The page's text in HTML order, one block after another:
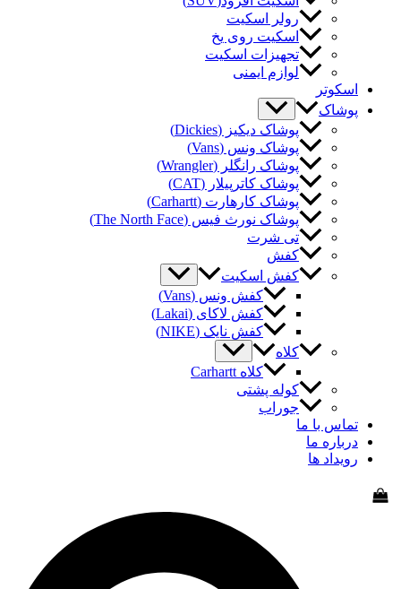
رولر اسکیت
اسکیت روی یخ
تجهیزات اسکیت
لوازم ایمنی
پوشاک دیکیز (Dickies)
پوشاک ونس (Vans)
پوشاک رانگلر (Wrangler)
پوشاک کاترپیلار (CAT)
پوشاک کارهارت (Carhartt)
پوشاک نورث فیس (The North Face)
تی شرت
کفش
کفش اسکیت
کفش ونس (Vans)
کفش لاکای (Lakai)
کفش نایک (NIKE)
کلاه
کلاه Carhartt
کوله پشتی
جوراب
با ما
ما
ها